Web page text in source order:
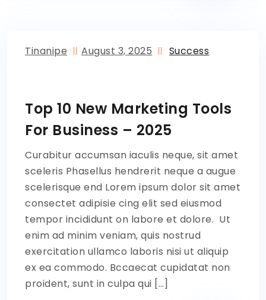
Tinanipe August 3, 2025 Success
Top 10 New Marketing Tools
For Business – 2025
Curabitur accumsan iaculis neque, sit amet
sceleris Phasellus hendrerit neque a augue
scelerisque end Lorem ipsum dolor sit amet
consectet adipisie cing elit sed eiusmod
tempor incididunt on labore et dolore. Ut
enim ad minim veniam, quis nostrud
exercitation ullamco laboris nisi ut aliquip
ex ea commodo. Bccaecat cupidatat non
proident, sunt in culpa qui […]